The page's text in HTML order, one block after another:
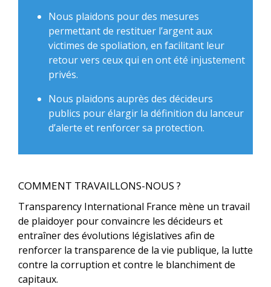
Nous plaidons pour des mesures
permettant de restituer l’argent aux
victimes de spoliation, en facilitant leur
retour vers ceux qui en ont été injustement
privés.
Nous plaidons auprès des décideurs
publics pour élargir la définition du lanceur
d’alerte et renforcer sa protection.
COMMENT TRAVAILLONS-NOUS ?
Transparency International France mène un travail
de plaidoyer pour convaincre les décideurs et
entraîner des évolutions législatives afin de
renforcer la transparence de la vie publique, la lutte
contre la corruption et contre le blanchiment de
capitaux.